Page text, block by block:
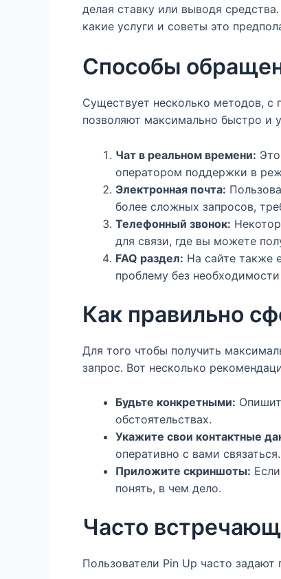
делая ставку или выводя
какие услуги и советы это
Способы
Существует несколько методов,
позволяют максимально быстро и
Чат в реальном времени:
оператором поддержки в
Электронная почта:
более сложных запросов,
Телефонный звонок:
для связи, где вы можете
FAQ раздел: На сайте также
проблему без
Как правильно
Для того чтобы получить
запрос. Вот несколько
Будьте конкретными:
обстоятельствах.
Укажите свои контактные
оперативно с вами связаться.
Приложите скриншоты:
понять, в чем дело.
Часто
Пользователи Pin Up часто